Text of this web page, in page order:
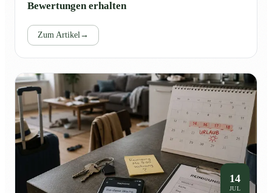
Bewertungen erhalten
Zum Artikel →
14
JUL